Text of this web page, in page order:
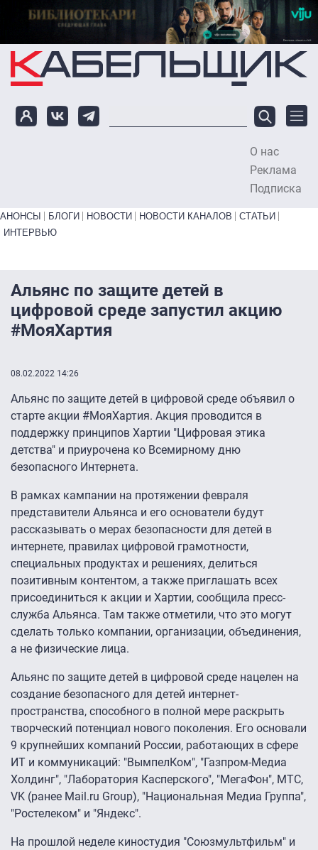
Перейти к основному содержанию
О нас
Реклама
Подписка
Primary links bottom
АНОНСЫ БЛОГИ НОВОСТИ НОВОСТИ КАНАЛОВ
СТАТЬИ
ИНТЕРВЬЮ
Альянс по защите детей в
цифровой среде запустил акцию
#МояХартия
08.02.2022 14:26
Альянс по защите детей в цифровой среде объявил о
старте акции #МояХартия. Акция проводится в
поддержку принципов Хартии "Цифровая этика
детства" и приурочена ко Всемирному дню
безопасного Интернета.
В рамках кампании на протяжении февраля
представители Альянса и его основатели будут
рассказывать о мерах безопасности для детей в
интернете, правилах цифровой грамотности,
специальных продуктах и решениях, делиться
позитивным контентом, а также приглашать всех
присоединиться к акции и Хартии, сообщила пресс-
служба Альянса. Там также отметили, что это могут
сделать только компании, организации, объединения,
а не физические лица.
Альянс по защите детей в цифровой среде нацелен на
создание безопасного для детей интернет-
пространства, способного в полной мере раскрыть
творческий потенциал нового поколения. Его основали
9 крупнейших компаний России, работающих в сфере
ИТ и коммуникаций: "ВымпелКом", "Газпром-Медиа
Холдинг", "Лаборатория Касперского", "МегаФон", МТС,
VK (ранее Mail.ru Group), "Национальная Медиа Группа",
"Ростелеком" и "Яндекс".
На прошлой неделе киностудия "Союзмультфильм" и